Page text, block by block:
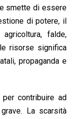
smette di essere
di potere, il
falde,
risorse significa
propaganda e
contribuire ad
La scarsità